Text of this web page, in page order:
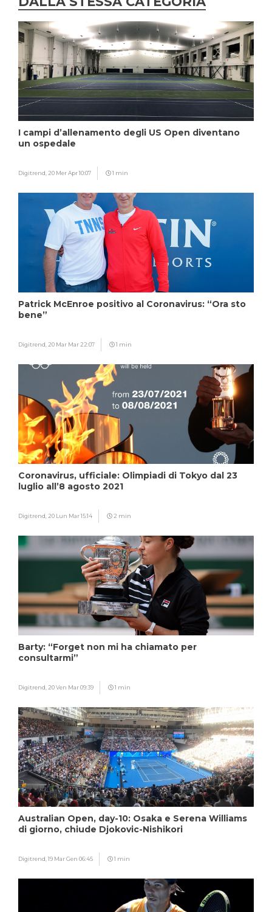
I campi d’allenamento degli US Open diventano
un ospedale
Digitrend, 20 Mer Apr 10:07 1 min
Patrick McEnroe positivo al Coronavirus: “Ora sto
bene”
Digitrend, 20 Mar Mar 22:07 1 min
Coronavirus, ufficiale: Olimpiadi di Tokyo dal 23
luglio all’8 agosto 2021
Digitrend, 20 Lun Mar 15:14 2 min
Barty: “Forget non mi ha chiamato per
consultarmi”
Digitrend, 20 Ven Mar 09:39 1 min
Australian Open, day-10: Osaka e Serena Williams
di giorno, chiude Djokovic-Nishikori
Digitrend,19 Mar Gen 06:45 1 min